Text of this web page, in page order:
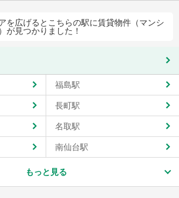
を広げるとこちらの駅に賃貸物件（マンシ
が見つかりました！
福島駅
長町駅
名取駅
南仙台駅
もっと見る